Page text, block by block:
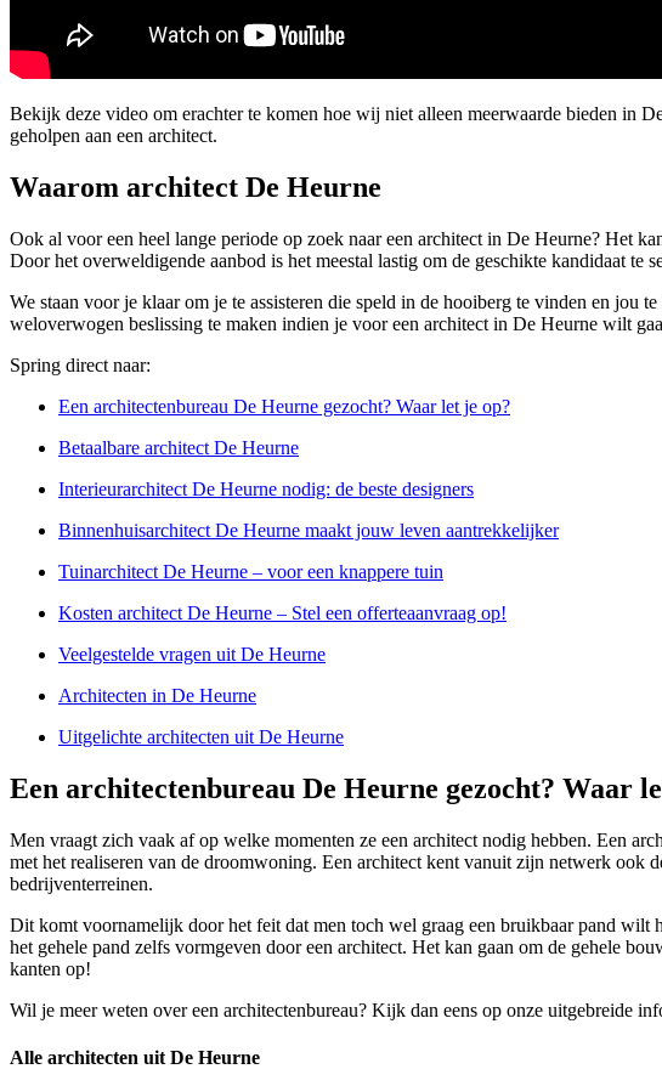
Bekijk deze video om erachter te komen hoe wij niet alleen meerwaarde bieden in
geholpen aan een architect.
Waarom architect De Heurne
Ook al voor een heel lange periode op zoek naar een architect in De Heurne? Het
Door het overweldigende aanbod is het meestal lastig om de geschikte kandidaat te
We staan voor je klaar om je te assisteren die speld in de hooiberg te vinden en jou
weloverwogen beslissing te maken indien je voor een architect in De Heurne wilt
Spring direct naar:
Een architectenbureau De Heurne gezocht? Waar let je op?
Betaalbare architect De Heurne
Interieurarchitect De Heurne nodig: de beste designers
Binnenhuisarchitect De Heurne maakt jouw leven aantrekkelijker
Tuinarchitect De Heurne – voor een knappere tuin
Kosten architect De Heurne – Stel een offerteaanvraag op!
Veelgestelde vragen uit De Heurne
Architecten in De Heurne
Uitgelichte architecten uit De Heurne
Een architectenbureau De Heurne gezocht? Waar
Men vraagt zich vaak af op welke momenten ze een architect nodig hebben. Een
met het realiseren van de droomwoning. Een architect kent vanuit zijn netwerk ook
bedrijventerreinen.
Dit komt voornamelijk door het feit dat men toch wel graag een bruikbaar pand
het gehele pand zelfs vormgeven door een architect. Het kan gaan om de gehele
kanten op!
Wil je meer weten over een architectenbureau? Kijk dan eens op onze uitgebreide
Alle architecten uit De Heurne